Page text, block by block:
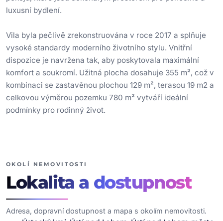
luxusní bydlení.
Vila byla pečlivě zrekonstruována v roce 2017 a splňuje
vysoké standardy moderního životního stylu. Vnitřní
dispozice je navržena tak, aby poskytovala maximální
komfort a soukromí. Užitná plocha dosahuje 355 m², což v
kombinaci se zastavěnou plochou 129 m², terasou 19 m2 a
celkovou výměrou pozemku 780 m² vytváří ideální
podmínky pro rodinný život.
OKOLÍ NEMOVITOSTI
Lokalita a dostupnost
Adresa, dopravní dostupnost a mapa s okolím nemovitosti.